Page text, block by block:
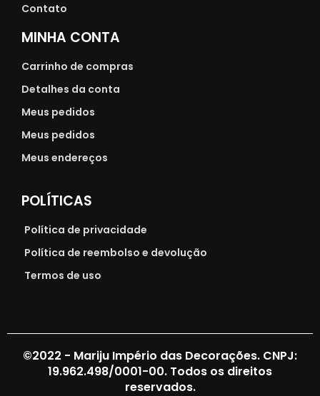
Contato
MINHA CONTA
Carrinho de compras
Detalhes da conta
Meus pedidos
Meus pedidos
Meus endereços
POLÍTICAS
Política de privacidade
Política de reembolso e devolução
Termos de uso
©2022 - Mariju Império das Decorações. CNPJ:
19.962.498/0001-00. Todos os direitos
reservados.